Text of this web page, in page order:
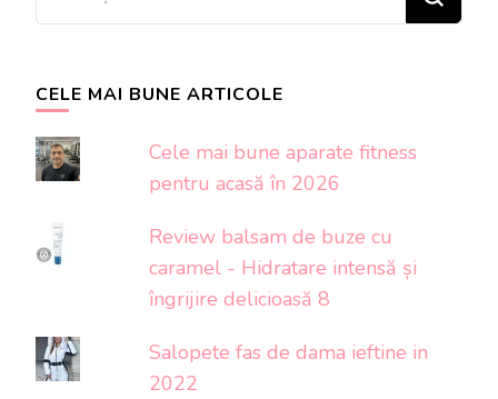
ceva?
CELE MAI BUNE ARTICOLE
Cele mai bune aparate fitness
pentru acasă în 2026
Review balsam de buze cu
caramel - Hidratare intensă și
îngrijire delicioasă 8
Salopete fas de dama ieftine in
2022